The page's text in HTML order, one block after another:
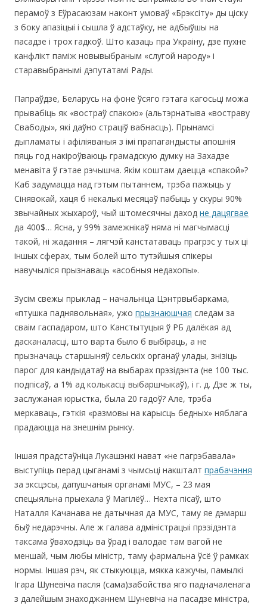
перамоў з Еўрасаюзам наконт умоваў «Брэксіту» ды ціску
з боку апазіцыі і сышла ў адстаўку, не адбыўшы на
пасадзе і трох гадкоў. Што казаць пра Украіну, дзе пухне
канфлікт паміж новывыбраным «слугой народу» і
старавыбранымі дэпутатамі Рады.
Папраўдзе, Беларусь на фоне ўсяго гэтага кагосьці можа
прывабіць як «востраў спакою» (альтэрнатыва «востраву
Свабоды», які даўно страціў вабнасць). Прынамсі
дыпламаты і афіліяваныя з імі прапагандысты апошнія
пяць год накіроўваюць грамадскую думку на Захадзе
менавіта ў гэтае рэчышча. Якім коштам даецца «спакой»?
Каб задумацца над гэтым пытаннем, трэба пажыць у
Сінявокай, хаця б некалькі месяцаў пабыць у скуры 90%
звычайных жыхароў, чый штомесячны даход не дацягвае
да 400$… Ясна, у 99% замежнікаў няма ні магчымасці
такой, ні жадання – лягчэй канстатаваць прагрэс у тых ці
іншых сферах, тым болей што тутэйшыя спікеры
навучыліся прызнаваць «асобныя недахопы».
Зусім свежы прыклад – начальніца Цэнтрвыбаркама,
«птушка паднявольная», ужо прызнаюшчая следам за
сваім гаспадаром, што Канстытуцыя ў РБ далёкая ад
дасканаласці, што варта было б выбіраць, а не
прызначаць старшыняў сельскіх органаў улады, знізіць
парог для кандыдатаў на выбарах прэзідэнта (не 100 тыс.
подпісаў, а 1% ад колькасці выбаршчыкаў), і г. д. Дзе ж ты,
заслужаная юрыстка, была 20 гадоў? Але, трэба
меркаваць, гэткія «размовы на карысць бедных» няблага
прадаюцца на знешнім рынку.
Іншая прадстаўніца Лукашэнкі нават «не пагрэбавала»
выступіць перад цыганамі з чымсьці накшталт прабачэння
за эксцэсы, дапушчаныя органамі МУС, – 23 мая
спецыяльна прыехала ў Магілёў… Нехта пісаў, што
Наталля Качанава не датычная да МУС, таму яе дэмарш
быў недарэчны. Але ж галава адміністрацыі прэзідэнта
таксама ўваходзіць ва ўрад і валодае там вагой не
меншай, чым любы міністр, таму фармальна ўсё ў рамках
нормы. Іншая рэч, як стыкуюцца, мякка кажучы, памылкі
Ігара Шуневіча пасля (сама)забойства яго падначаленага
з далейшым знаходжаннем Шуневіча на пасадзе міністра,